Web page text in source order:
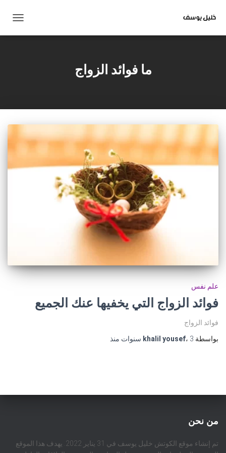
التنقل
ما فوائد الزواج
علم نفس
فوائد الزواج التي يخفيها عنك الجميع
فوائد الزواج
بواسطة
khalil yousef، 3 سنوات منذ
من نحن
تم إنشاء موقع الكوتش خليل يوسف في 31 يناير 2022. يهدف هذا الموقع